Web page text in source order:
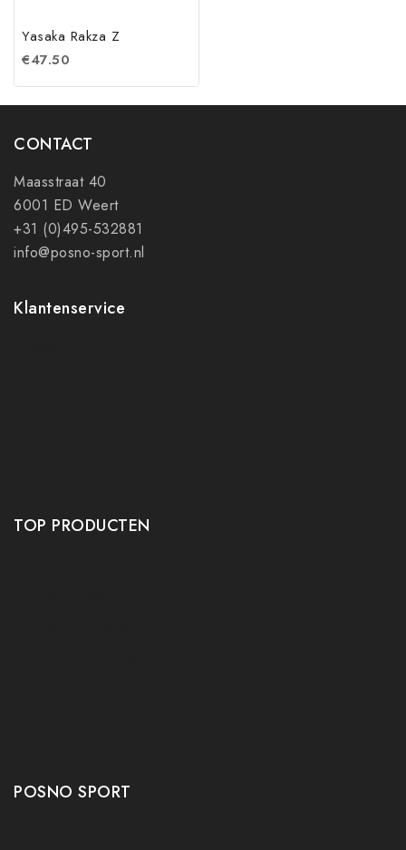
Yasaka Rakza Z
€47.50
CONTACT
Maasstraat 40
6001 ED Weert
+31 (0)495-532881
info@posno-sport.nl
Klantenservice
TOP PRODUCTEN
POSNO SPORT